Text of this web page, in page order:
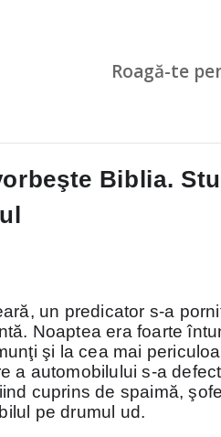
Roagă-te
Biblia.
un predicator s-a
Noaptea era foarte
şi la cea mai
a automobilului s-a
cuprins de spaimă,
pe drumul ud.